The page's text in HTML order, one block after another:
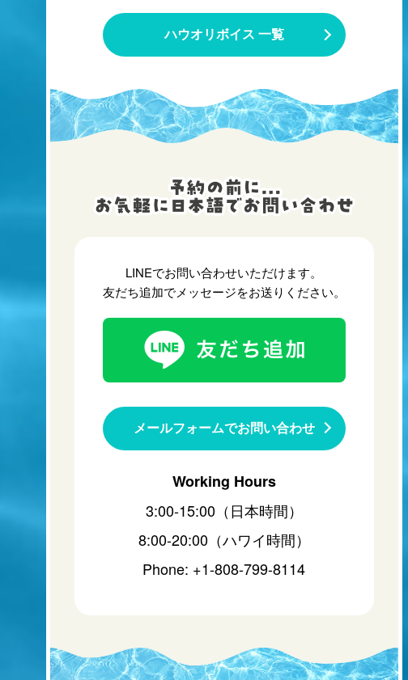
ハウオリボイス 一覧
LINEでお問い合わせいただけます。
友だち追加でメッセージをお送りください。
メールフォームでお問い合わせ
Working Hours
3:00-15:00（日本時間）
8:00-20:00（ハワイ時間）
Phone: +1-808-799-8114